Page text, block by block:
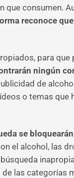
consumen.
reconoce
para que
ningún
de
o temas que
se
el alcohol, las
las categorías